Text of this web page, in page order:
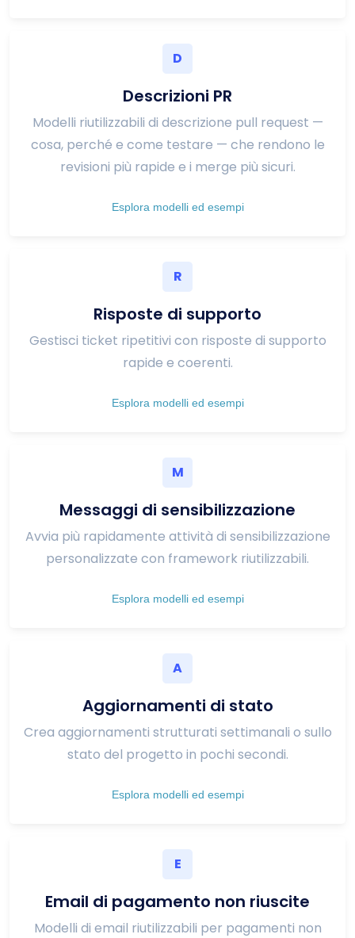
D
Descrizioni PR
Modelli riutilizzabili di descrizione pull request —
cosa, perché e come testare — che rendono le
revisioni più rapide e i merge più sicuri.
Esplora modelli ed esempi
R
Risposte di supporto
Gestisci ticket ripetitivi con risposte di supporto
rapide e coerenti.
Esplora modelli ed esempi
M
Messaggi di sensibilizzazione
Avvia più rapidamente attività di sensibilizzazione
personalizzate con framework riutilizzabili.
Esplora modelli ed esempi
A
Aggiornamenti di stato
Crea aggiornamenti strutturati settimanali o sullo
stato del progetto in pochi secondi.
Esplora modelli ed esempi
E
Email di pagamento non riuscite
Modelli di email riutilizzabili per pagamenti non